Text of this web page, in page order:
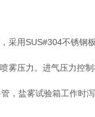
用SUS#304不锈钢板
压力。进气压力控制
盐雾试验箱工作时